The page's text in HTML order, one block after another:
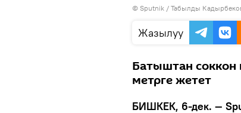
© Sputnik / Табылды
Жазылуу
Батыштан
метрге жетет
БИШКЕК, 6-дек. —